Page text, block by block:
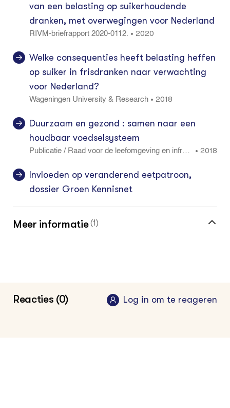
van een belasting op suikerhoudende
dranken, met overwegingen voor Nederland
RIVM-briefrapport 2020-0112. • 2020
Welke consequenties heeft belasting heffen
op suiker in frisdranken naar verwachting
voor Nederland?
Wageningen University & Research• 2018
Duurzaam en gezond : samen naar een
houdbaar voedselsysteem
Publicatie / Raad voor de leefomgeving en infrast
•2018
Invloeden op veranderend eetpatroon,
dossier Groen Kennisnet
Meer informatie (1)
Reacties (0) Log in om te reageren